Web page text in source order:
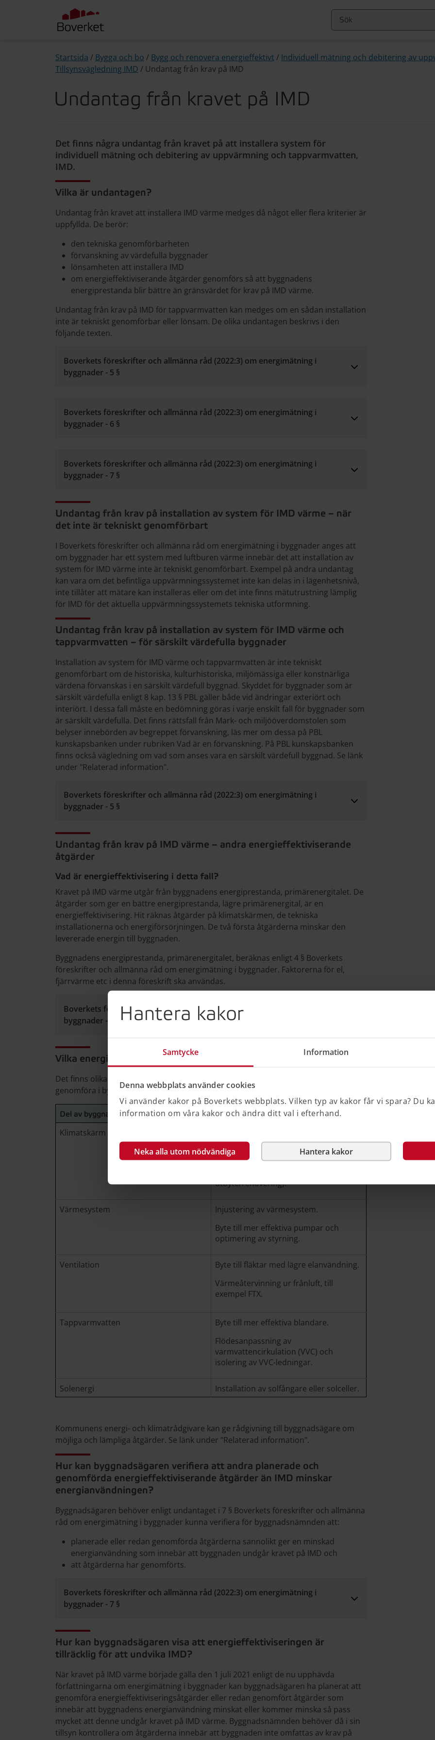
Hantera kakor
Samtycke Information
Denna webbplats använder cookies
Vi använder kakor på Boverkets webbplats. Vilken typ av kakor får vi spara? Du
information om våra kakor och ändra ditt val i efterhand.
Neka alla utom nödvändiga Hantera kakor
Startsida / Bygga och bo / Bygg och renovera energieffektivt / Individuell mätning och debitering av
Tillsynsvägledning IMD / Undantag från krav på IMD
Undantag från kravet på IMD
Det finns några undantag från kravet på att installera system för
individuell mätning och debitering av uppvärmning och tappvarmvatten,
IMD.
Vilka är undantagen?
Undantag från kravet att installera IMD värme medges då något eller flera kriterier är
uppfyllda. De berör:
den tekniska genomförbarheten
förvanskning av värdefulla byggnader
lönsamheten att installera IMD
om energieffektiviserande åtgärder genomförs så att byggnadens
energiprestanda blir bättre än gränsvärdet för krav på IMD värme.
Undantag från krav på IMD för tappvarmvatten kan medges om en sådan installation
inte är tekniskt genomförbar eller lönsam. De olika undantagen beskrivs i den
följande texten.
Boverkets föreskrifter och allmänna råd (2022:3) om energimätning i
byggnader - 5 §
Boverkets föreskrifter och allmänna råd (2022:3) om energimätning i
byggnader - 6 §
Boverkets föreskrifter och allmänna råd (2022:3) om energimätning i
byggnader - 7 §
Undantag från krav på installation av system för IMD värme – när
det inte är tekniskt genomförbart
I Boverkets föreskrifter och allmänna råd om energimätning i byggnader anges att
om byggnader har ett system med luftburen värme innebär det att installation av
system för IMD värme inte är tekniskt genomförbart. Exempel på andra undantag
kan vara om det befintliga uppvärmningssystemet inte kan delas in i lägenhetsnivå,
inte tillåter att mätare kan installeras eller om det inte finns mätutrustning lämplig
för IMD för det aktuella uppvärmningssystemets tekniska utformning.
Undantag från krav på installation av system för IMD värme och
tappvarmvatten – för särskilt värdefulla byggnader
Installation av system för IMD värme och tappvarmvatten är inte tekniskt
genomförbart om de historiska, kulturhistoriska, miljömässiga eller konstnärliga
värdena förvanskas i en särskilt värdefull byggnad. Skyddet för byggnader som är
särskilt värdefulla enligt 8 kap. 13 § PBL gäller både vid ändringar exteriört och
interiört. I dessa fall måste en bedömning göras i varje enskilt fall för byggnader som
är särskilt värdefulla. Det finns rättsfall från Mark- och miljööverdomstolen som
belyser innebörden av begreppet förvanskning, läs mer om dessa på PBL
kunskapsbanken under rubriken Vad är en förvanskning. På PBL kunskapsbanken
finns också vägledning om vad som anses vara en särskilt värdefull byggnad. Se länk
under "Relaterad information".
Boverkets föreskrifter och allmänna råd (2022:3) om energimätning i
byggnader - 5 §
Undantag från krav på IMD värme – andra energieffektiviserande
åtgärder
Vad är energieffektivisering i detta fall?
Kravet på IMD värme utgår från byggnadens energiprestanda, primärenergitalet. De
åtgärder som ger en bättre energiprestanda, lägre primärenergital, är en
energieffektivisering. Hit räknas åtgärder på klimatskärmen, de tekniska
installationerna och energiförsörjningen. De två första åtgärderna minskar den
levererade energin till byggnaden.
Byggnadens energiprestanda, primärenergitalet, beräknas enligt 4 § Boverkets
föreskrifter och allmänna råd om energimätning i byggnader. Faktorerna för el,
fjärrvärme etc i denna föreskrift ska användas.
Boverkets föreskrifter och allmänna råd (2022:3) om energimätning i
byggnader - 4 §
Vilka energieffektiviseringsåtgärder är möjliga?
Det finns olika typer av energieffektiviserande åtgärder som en byggnadsägare kan
genomföra i byggnaden som till exempel:
Del av byggnad Typ av åtgärd
Klimatskärm
Byte till mer energieffektiva fönster och
tilläggsisolering av fasad (aktuella
utbyte/renovering).
Värmesystem
Injustering av värmesystem.
Byte till mer effektiva pumpar och
optimering av styrning.
Ventilation
Byte till fläktar med lägre elanvändning.
Värmeåtervinning ur frånluft, till
exempel FTX.
Tappvarmvatten
Byte till mer effektiva blandare.
Flödesanpassning av
varmvattencirkulation (VVC) och
isolering av VVC-ledningar.
Solenergi Installation av solfångare eller solceller.
Kommunens energi- och klimatrådgivare kan ge rådgivning till byggnadsägare om
möjliga och lämpliga åtgärder. Se länk under "Relaterad information".
Hur kan byggnadsägaren verifiera att andra planerade och
genomförda energieffektiviserande åtgärder än IMD minskar
energianvändningen?
Byggnadsägaren behöver enligt undantaget i 7 § Boverkets föreskrifter och allmänna
råd om energimätning i byggnader kunna verifiera för byggnadsnämnden att:
planerade eller redan genomförda åtgärderna sannolikt ger en minskad
energianvändning som innebär att byggnaden undgår kravet på IMD och
att åtgärderna har genomförts.
Boverkets föreskrifter och allmänna råd (2022:3) om energimätning i
byggnader - 7 §
Hur kan byggnadsägaren visa att energieffektiviseringen är
tillräcklig för att undvika IMD?
När kravet på IMD värme började gälla den 1 juli 2021 enligt de nu upphävda
författningarna om energimätning i byggnader kan byggnadsägaren ha planerat att
genomföra energieffektiviseringsåtgärder eller redan genomfört åtgärder som
innebär att byggnadens energianvändning minskat eller kommer minska så pass
mycket att denne undgår kravet på IMD värme. Byggnadsnämnden behöver då i sin
tillsyn kontrollera om åtgärderna innebär att byggnaden inte omfattas av krav på